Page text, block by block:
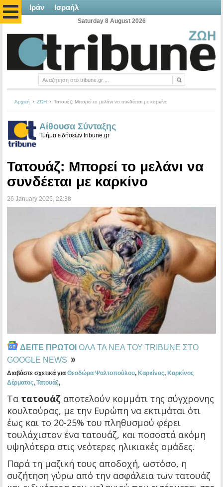
Ιράν Ισραήλ
Saturday 8 August 2026
Αρχική ΖΩΗ Τατουάζ: Μπορεί το μελάνι να συνδέεται με καρκίνο
Αίθουσα Σύνταξης
Τμήμα ειδήσεων tribune.gr
Τατουάζ: Μπορεί το μελάνι να
συνδέεται με καρκίνο
26 January 2026 , 22:38
ΔΕΙΤΕ ΠΡΩΤΟΙ ΟΛΑ ΤΑ ΝΕΑ ΤΟΥ TRIBUNE ΣΤΟ
GOOGLE NEWS
Διαβάστε σχετικά για Θεοδώρα Ψαλτοπούλου, Καρκίνος, Καρκίνος
Δέρματος, Τατουάζ,
Τα τατουάζ αποτελούν κομμάτι της σύγχρονης
κουλτούρας, με την Ευρώπη να εκτιμάται ότι
έως και το 20-25% του πληθυσμού φέρει
τουλάχιστον ένα τατουάζ, και ποσοστά ακόμη
υψηλότερα στις νεότερες ηλικιακές ομάδες.
Παρά τη μαζική τους αποδοχή, ωστόσο, η
συζήτηση γύρω από την ασφάλεια των τατουάζ